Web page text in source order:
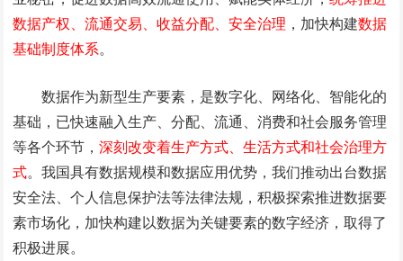
数据产权、流通交易、收益分配、安全治理 ，加快构建数据
基础制度体系。
数据作为新型生产要素，是数字化、网络化、智能化的
基础，已快速融入生产、分配、流通、消费和社会服务管理
等各个环节，深刻改变着生产方式、生活方式和社会治理方
式。我国具有数据规模和数据应用优势，我们推动出台数据
安全法、个人信息保护法等法律法规，积极探索推进数据要
素市场化，加快构建以数据为关键要素的数字经济，取得了
积极进展。